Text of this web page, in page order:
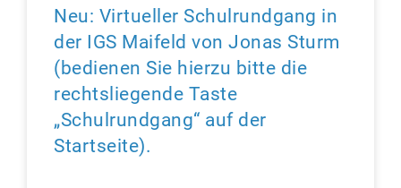
Neu: Virtueller Schulrundgang in
der IGS Maifeld von Jonas Sturm
(bedienen Sie hierzu bitte die
rechtsliegende Taste
„Schulrundgang“ auf der
Startseite).